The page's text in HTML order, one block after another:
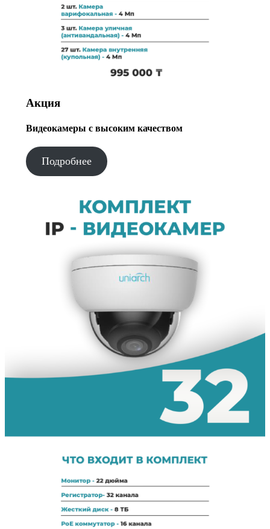
Акция
Видеокамеры с высоким качеством
Подробнее